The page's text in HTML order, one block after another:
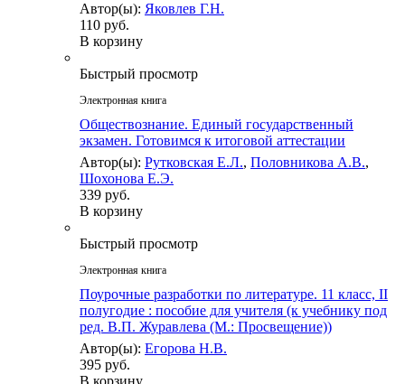
Автор(ы): Яковлев Г.Н.
110 руб.
В корзину
Быстрый просмотр
Электронная книга
Обществознание. Единый государственный
экзамен. Готовимся к итоговой аттестации
Автор(ы): Рутковская Е.Л., Половникова А.В.,
Шохонова Е.Э.
339 руб.
В корзину
Быстрый просмотр
Электронная книга
Поурочные разработки по литературе. 11 класс, II
полугодие : пособие для учителя (к учебнику под
ред. В.П. Журавлева (М.: Просвещение))
Автор(ы): Егорова Н.В.
395 руб.